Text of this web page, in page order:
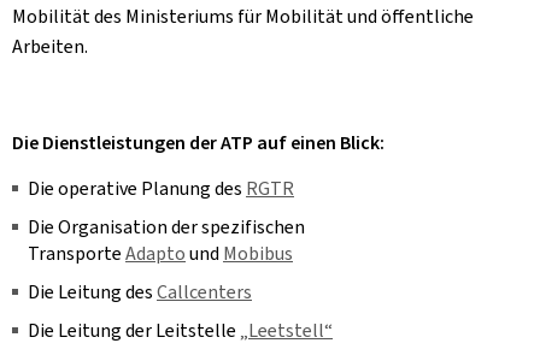
Mobilität des Ministeriums für Mobilität und öffentliche
Arbeiten.
Die Dienstleistungen der ATP auf einen Blick:
Die operative Planung des RGTR
Die Organisation der spezifischen
TransporteAdaptound Mobibus
Die Leitung desCallcenters
Die Leitung der Leitstelle „Leetstell“